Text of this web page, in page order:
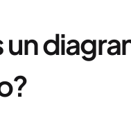
un